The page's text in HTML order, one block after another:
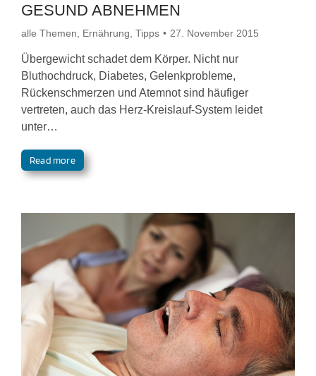
GESUND ABNEHMEN
alle Themen Ernährung Tipps 27. November 2015
Übergewicht schadet dem Körper. Nicht nur
Bluthochdruck, Diabetes, Gelenkprobleme,
Rückenschmerzen und Atemnot sind häufiger
vertreten, auch das Herz-Kreislauf-System leidet
unter…
Read more